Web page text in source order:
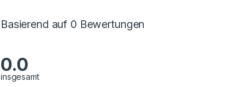
Basierend auf 0 Bewertungen
0.0
insgesamt